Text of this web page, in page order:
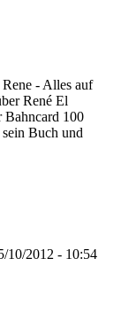
- Alles auf
René El
Bahncard 100
Buch und
10/2012 - 10:54